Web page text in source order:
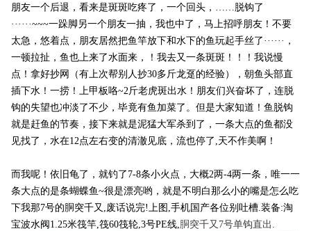
朋友一个后退，看来是斑斑吃疼了，一个回头，……脱钩了
······~~~一跺脚另一个朋友一抽，我也中了，马上招呼朋友！不要
太急，悠着点，朋友居然把鱼竿放下和水下的鱼玩起手丝了······，
一顿拉扯，鱼也上来了水面来，！我去又一条斑斑！！！我说慢
点！拿好抄网（有上次帮别人抄30多斤龙趸的经验），朝鱼头部直
插下水！一捞！上甲板咯~2斤老虎斑出水！朋友们兴奋坏了，连脱
钩的失望也冲淡了不少，毕竟有鱼加菜了。但是大家知道！鱼脱钩
就是赶鱼的节奏，接下来就是泥猛大军杀到了，一条大点的鱼都没
见找了，水在12点左右变的清澈见底，流也停了,天不作美啊！
而我呢！依旧龟了，就钓了7-8条小火点，大概2两-4两一条，唯一一
条大点的是条蝴蝶鱼~很是漂亮哟，就是不明白那么小的嘴是怎么吃
下我那7号的胴突千又,废话说完!上图,手机国产各位别吐槽.装备:淘
宝波水阀1.25米筏竿,筏60筏轮,3号PE线,胴突千又7号单钩直出.